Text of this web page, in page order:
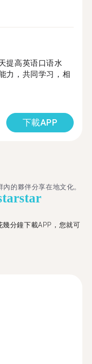
提高英语口语水
力，共同学习，相
下載APP
的夥伴分享在地文化。
star
分鐘下載APP，您就可